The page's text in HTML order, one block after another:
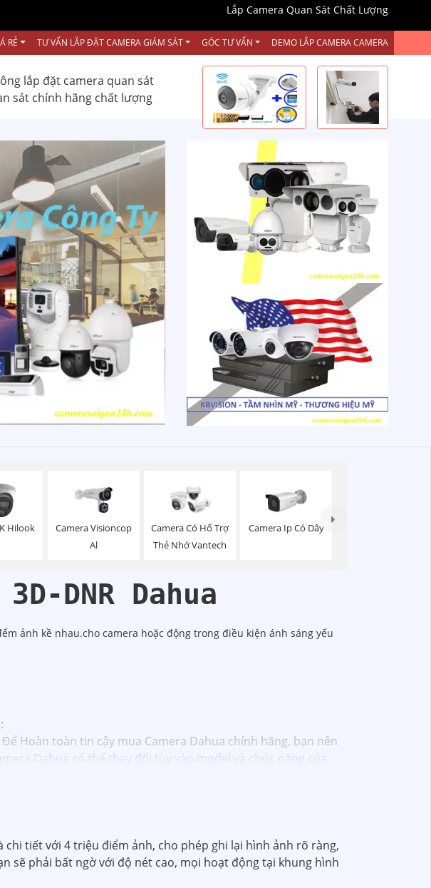
Lắp Camera Quan Sát Chất Lượng
RẺ TƯ VẤN LẮP ĐẶT CAMERA GIÁM SÁT GÓC TƯ VẤN DEMO LẮP CAMERA CAMERA
lắp đặt camera quan sát
sát chính hãng chất lượng
Hilook
Camera Visioncop
Al
Camera Có Hổ Trợ
Thẻ Nhớ Vantech
Camera Ip Có Dây
DNR Dahua
ảnh kề nhau.cho camera hoặc động trong điều kiện ánh sáng yếu
Để Hoàn toàn tin cậy mua Camera Dahua chính hãng, bạn nên
Dahua có thể thay đổi tùy vào model và chức năng của
thương mại điện tử hoặc tại các cửa hàng điện tử.
giá rẻ và chất lượng. Nếu bạn có thêm câu hỏi hoặc cần tư
tiết với 4 triệu điểm ảnh, cho phép ghi lại hình ảnh rõ ràng,
sẽ phải bất ngờ với độ nét cao, mọi hoạt động tại khung hình